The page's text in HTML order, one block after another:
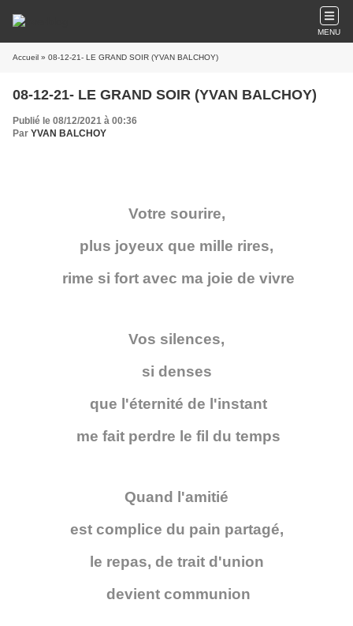
MENU
Accueil » 08-12-21- LE GRAND SOIR (YVAN BALCHOY)
08-12-21- LE GRAND SOIR (YVAN BALCHOY)
Publié le 08/12/2021 à 00:36
Par YVAN BALCHOY
Votre sourire,
plus joyeux que mille rires,
rime si fort avec ma joie de vivre
Vos silences,
si denses
que l'éternité de l'instant
me fait perdre le fil du temps
Quand l'amitié
est complice du pain partagé,
le repas, de trait d'union
devient communion